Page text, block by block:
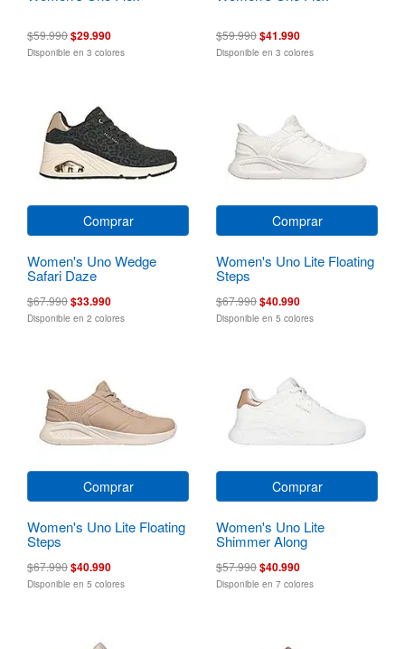
$59.990$29.990
Disponible en 3 colores
$59.990$41.990
Disponible en 3 colores
Comprar
Women's Uno Wedge
Safari Daze
$67.990$33.990
Disponible en 2 colores
Comprar
Women's Uno Lite Floating
Steps
$67.990$40.990
Disponible en 5 colores
Comprar
Women's Uno Lite Floating
Steps
$67.990$40.990
Disponible en 5 colores
Comprar
Women's Uno Lite
Shimmer Along
$57.990$40.990
Disponible en 7 colores